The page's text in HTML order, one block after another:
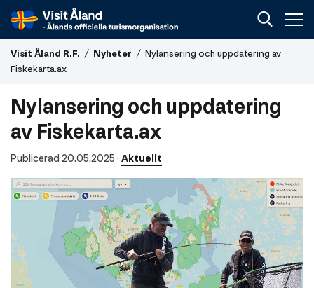
Visit
Åland
R.F.
Visit Åland R.F. / Nyheter / Nylansering och uppdatering av
Fiskekarta.ax
Nylansering och uppdatering
av Fiskekarta.ax
Publicerad 20.05.2025 · Aktuellt